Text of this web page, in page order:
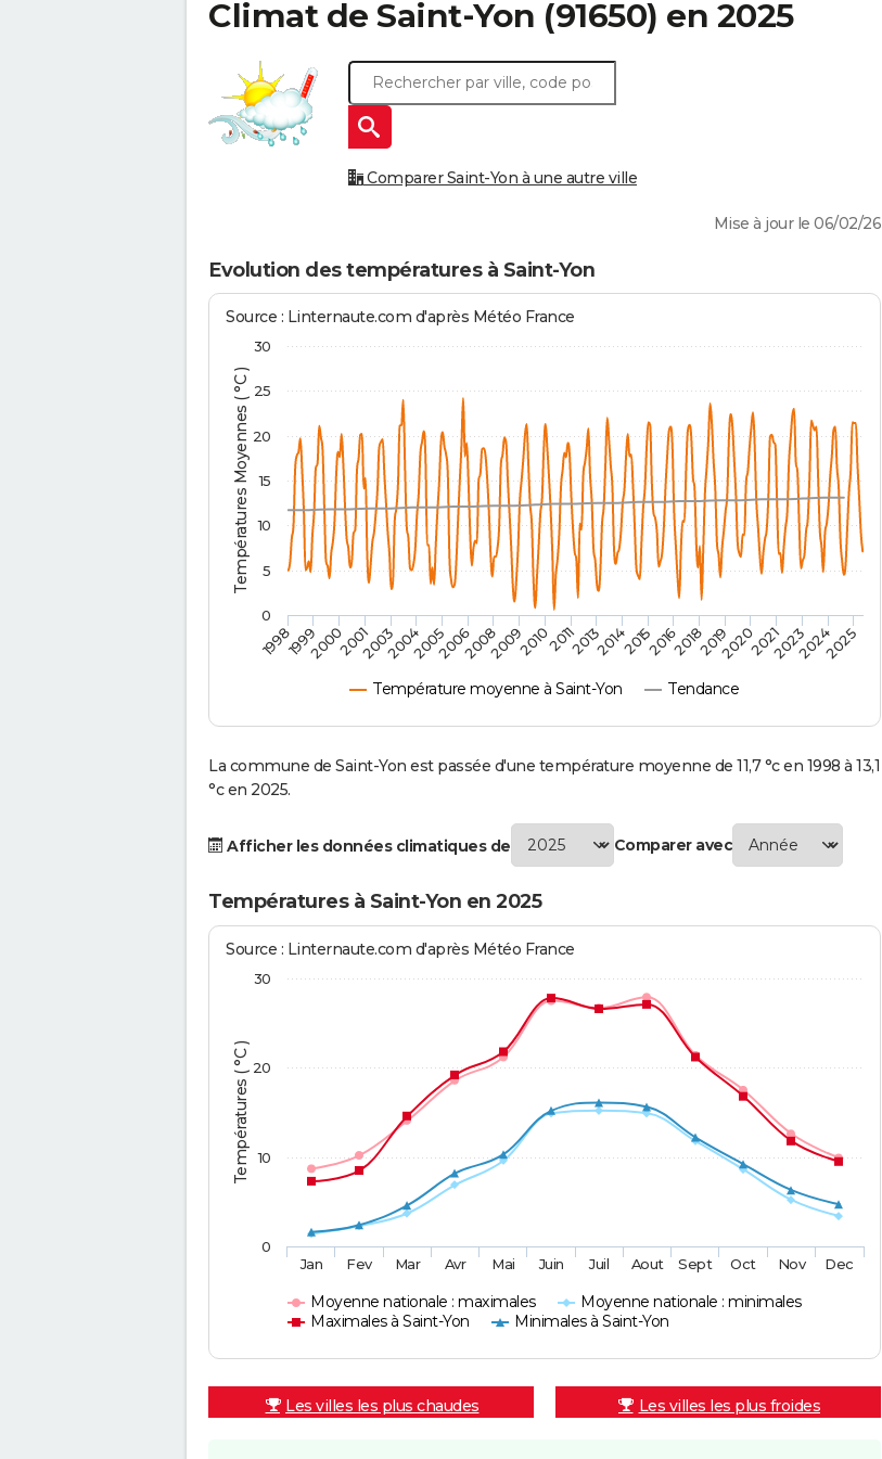
Climat de Saint-Yon (91650) en 2025
Comparer Saint-Yon à une autre ville
Mise à jour le 06/02/26
Evolution des températures à Saint-Yon
Températures Moyennes ( °C )
Source : Linternaute.com d'après Météo France
Température moyenne à Saint-Yon Tendance
1998 2014
199920002001200320042005200620082009201020112013 201520162018201920202021202320242025
0
5
10
15
20
25
30
La commune de Saint-Yon est passée d'une température moyenne de 11,7 °c en 1998 à 13,1
°c en 2025.
Afficher les données climatiques de Comparer avec
Températures à Saint-Yon en 2025
Températures ( °C )
Source : Linternaute.com d'après Météo France
Moyenne nationale : maximales
Moyenne nationale : minimales
Maximales à Saint-Yon
Minimales à Saint-Yon
Jan Fev Mar Avr Mai Juin Juil Aout Sept Oct Nov Dec
0
10
20
30
Les villes les plus chaudes Les villes les plus froides